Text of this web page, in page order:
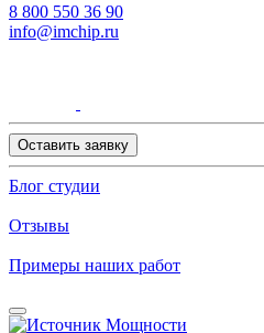
8 800 550 36 90
info@imchip.ru
Оставить заявку
Блог студии
Отзывы
Примеры наших работ